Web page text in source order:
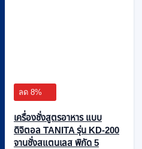
ลด 8%
เครื่องชั่งสูตรอาหาร แบบ
ดิจิตอล TANITA รุ่น KD-200
จานชั่งสแตนเลส พิกัด 5